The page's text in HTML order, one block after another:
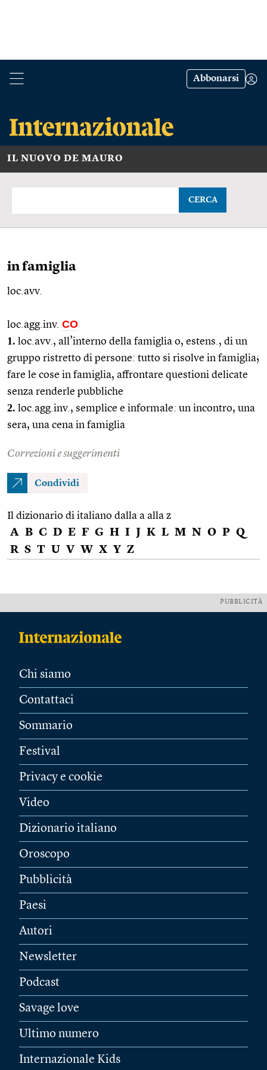
Abbonarsi
IL NUOVO DE MAURO
CERCA
in famiglia
loc.avv.
loc.agg.inv. CO
1. loc.avv. , all’interno della famiglia o, estens. , di un
gruppo ristretto di persone: tutto si risolve in famiglia;
fare le cose in famiglia, affrontare questioni delicate
senza renderle pubbliche
2. loc.agg. inv., semplice e informale: un incontro, una
sera, una cena in famiglia
Correzioni e suggerimenti
Condividi
Il dizionario di italiano dalla a alla z
A B C D E F G H I J K L M N O P Q
R S T U V W X Y Z
PUBBLICITÀ
Chi siamo
Contattaci
Sommario
Festival
Privacy e cookie
Video
Dizionario italiano
Oroscopo
Pubblicità
Paesi
Autori
Newsletter
Podcast
Savage love
Ultimo numero
Internazionale Kids